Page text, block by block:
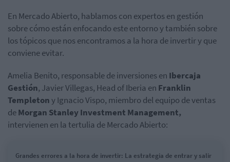
En Mercado Abierto, hablamos con expertos en gestión
sobre cómo están enfocando este entorno y también sobre
los tópicos que nos encontramos a la hora de invertir y que
conviene evitar.
Amelia Benito, responsable de inversiones en Ibercaja
Gestión, Javier Villegas, Head of Iberia en Franklin
Templetony Ignacio Vispo, miembro del equipo de ventas
deMorgan Stanley Investment Management,
intervienen en la tertulia de Mercado Abierto:
Grandes errores a la hora de invertir: La estrategia de entrar y salir